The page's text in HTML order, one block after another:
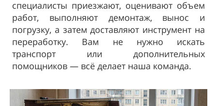
специалисты приезжают, оценивают объем
работ, выполняют демонтаж, вынос и
погрузку, а затем доставляют инструмент на
переработку. Вам не нужно искать
транспорт или дополнительных
помощников — всё делает наша команда.